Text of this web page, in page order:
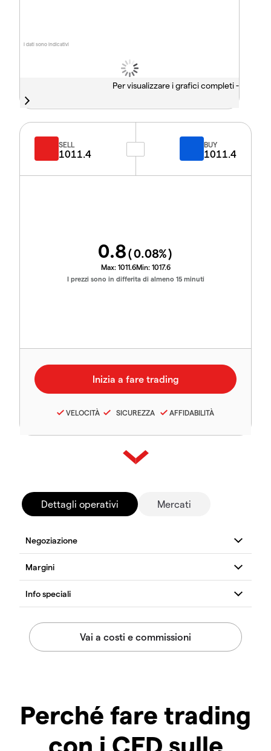
I dati sono indicativi
Per visualizzare i grafici completi -
SELL
1011.4
BUY
1011.4
0.8(0.08%)
Max: 1011.6Min: 1017.6
I prezzi sono in differita di almeno 15 minuti
VELOCITÀ SICUREZZA AFFIDABILITÀ
Dettagli operativi Mercati
Perché fare trading
con i CFD sulle